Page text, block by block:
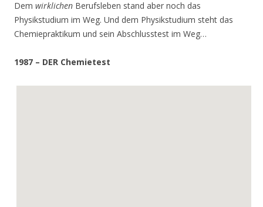
Dem wirklichen Berufsleben stand aber noch das
Physikstudium im Weg. Und dem Physikstudium steht das
Chemiepraktikum und sein Abschlusstest im Weg…
1987 – DER Chemietest